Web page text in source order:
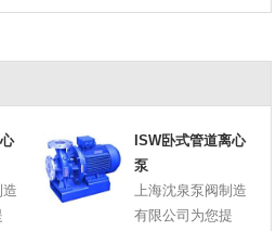
ISW卧式管道离心
泵
上海沈泉泵阀制造
有限公司为您提